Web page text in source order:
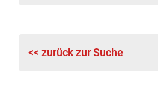
<< zurück zur Suche